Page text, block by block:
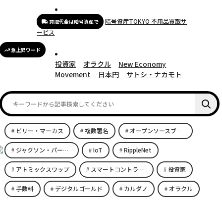
急上昇ワード
買取代金は暗号資産で
暗号資産TOKYO 不用品買取サ
ービス
投資家 オラクル
New Economy
Movement
日本円 サトシ・ナカモト
ビリー・マーカス 複数署名 オープンソースブロックチェーンプラットフォーム
ジャクソン・パーマー IoT RippleNet
アトミックスワップ スマートコントラクト 投資家
手数料 デジタルゴールド カルダノ オラクル